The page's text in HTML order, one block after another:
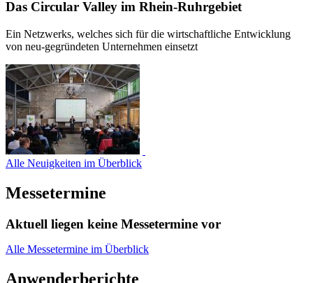
Das Circular Valley im Rhein-Ruhrgebiet
Ein Netzwerks, welches sich für die wirtschaftliche Entwicklung
von neu-gegründeten Unternehmen einsetzt
Alle Neuigkeiten im Überblick
Messetermine
Aktuell liegen keine Messetermine vor
Alle Messetermine im Überblick
Anwenderberichte